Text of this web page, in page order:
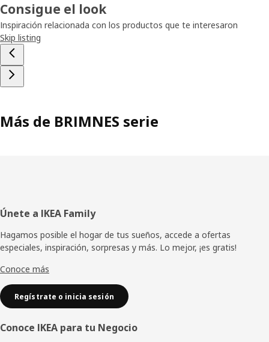
Consigue el look
Inspiración relacionada con los productos que te interesaron
Skip listing
Más de BRIMNES serie
Pie
de
página
Únete a IKEA Family
Hagamos posible el hogar de tus sueños, accede a ofertas
especiales, inspiración, sorpresas y más. Lo mejor, ¡es gratis!
Conoce más
Regístrate o inicia sesión
Conoce IKEA para tu Negocio